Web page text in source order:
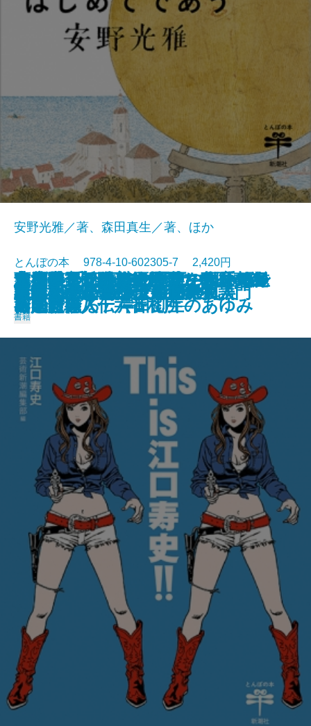
新版 宇野千代 女の一生
志度寺 千四百年の歴史の玉手箱─
四国霊場八十六番札所─
白洲正子が愛した京都
蔦屋重三郎のエロチカ 歌麿の春
画と吉原
「ベルサイユのばら」の真実
原田マハのポスト印象派物語
21世紀のための三島由紀夫入門
青池保子 騒がしき男たちとマン
ガの冒険
国宝クラス仏をさがせ！
はじめてであう安野光雅
安野光雅／著、森田真生／著、ほか
とんぼの本 978-4-10-602305-7 2,420円
2023/11/01
書籍
This is 江口寿史!!
太古の奇想と超絶技巧 中国青銅
器入門
リ・アルティジャーニ―ルネサン
ス画家職人伝―
つげ義春 名作原画とフランス紀
行
京都国立近代美術館のコレクショ
ンでたどる 岸田劉生のあゆみ
谷内六郎 いつか見た夢
謎解き 鳥獣戯画
あの懐かしい味の野菜を自分でつ
くる
またいつか歩きたい町―私の町並
み紀行―
東京のミュージアム100